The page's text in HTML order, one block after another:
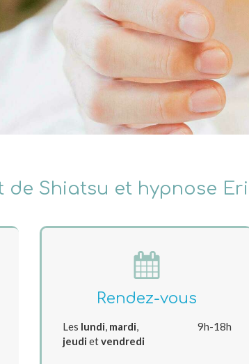
de Shiatsu et hypnose
Rendez-vous
Les lundi, mardi,
jeudi etvendredi
9h-18h